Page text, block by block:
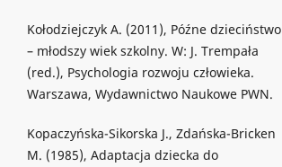
Kołodziejczyk A. (2011), Późne dzieciństwo
– młodszy wiek szkolny. W: J. Trempała
(red.), Psychologia rozwoju człowieka.
Warszawa, Wydawnictwo Naukowe PWN.
Kopaczyńska-Sikorska J., Zdańska-Bricken
M. (1985), Adaptacja dziecka do